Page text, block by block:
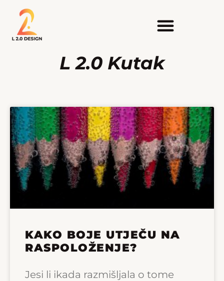
L 2.0 Kutak
KAKO BOJE UTJEČU NA
RASPOLOŽENJE?
Jesi li ikada razmišljala o tome